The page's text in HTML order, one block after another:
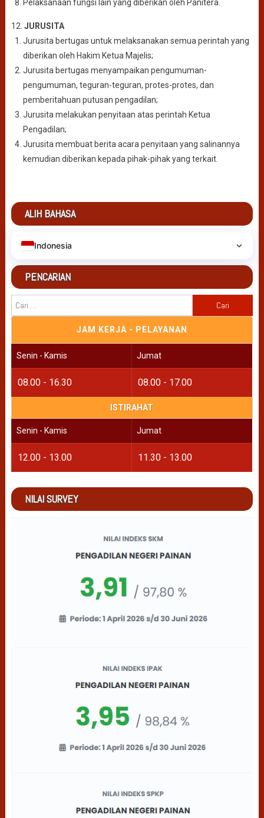
Pelaksanaan fungsi lain yang diberikan oleh Panitera.
12. JURUSITA
Jurusita bertugas untuk melaksanakan semua perintah yang
diberikan oleh Hakim Ketua Majelis;
Jurusita bertugas menyampaikan pengumuman-
pengumuman, teguran-teguran, protes-protes, dan
pemberitahuan putusan pengadilan;
Jurusita melakukan penyitaan atas perintah Ketua
Pengadilan;
Jurusita membuat berita acara penyitaan yang salinannya
kemudian diberikan kepada pihak-pihak yang terkait.
ALIH BAHASA
Indonesia
PENCARIAN
untuk:
JAM KERJA - PELAYANAN
Senin - Kamis Jumat
08.00 - 16.30 08.00 - 17.00
ISTIRAHAT
Senin - Kamis Jumat
12.00 - 13.00 11.30 - 13.00
NILAI SURVEY